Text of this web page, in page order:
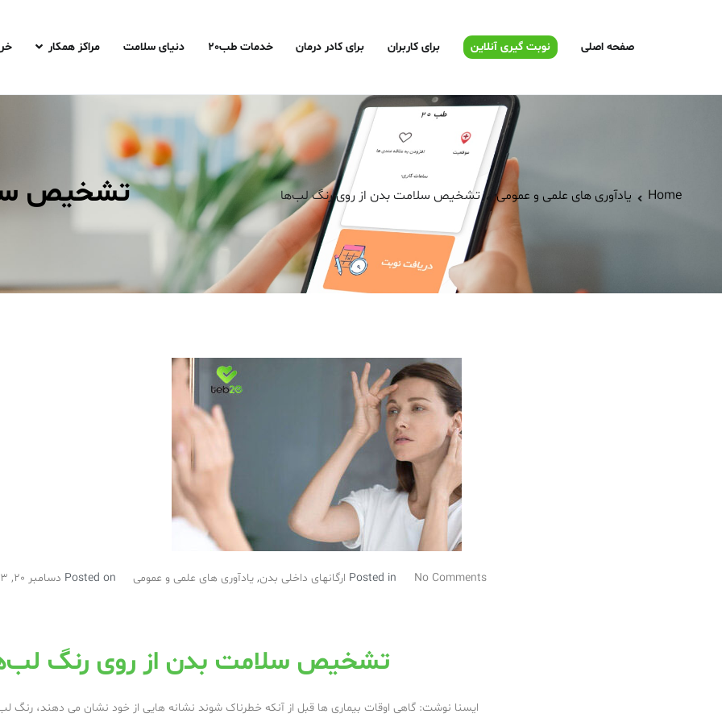
صفحه اصلی نوبت گیری آنلاین برای کاربران برای کادر درمان خدمات طب20 دنیای سلامت مراکز همکار
تشخیص Home یادآوری های علمی و عمومی تشخیص سلامت بدن از روی رنگ لب‌ها
No Comments
Posted in ارگانهای داخلی بدن, یادآوری های علمی و عمومی Posted on دسامبر 20, 2023
تشخیص سلامت بدن از روی رنگ
ایسنا نوشت: گاهی اوقات بیماری ها قبل از آنکه خطرناک شوند نشانه هایی از خود نشان می دهند، رنگ